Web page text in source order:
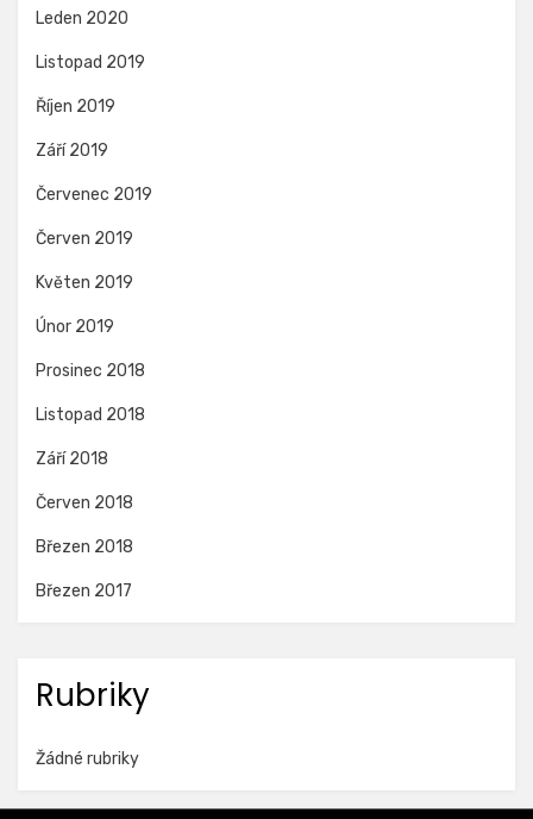
Leden 2020
Listopad 2019
Říjen 2019
Září 2019
Červenec 2019
Červen 2019
Květen 2019
Únor 2019
Prosinec 2018
Listopad 2018
Září 2018
Červen 2018
Březen 2018
Březen 2017
Rubriky
Žádné rubriky